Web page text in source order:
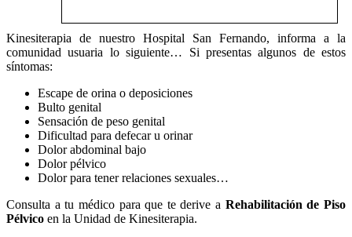
Kinesiterapia de nuestro Hospital San Fernando, informa a la
comunidad usuaria lo siguiente… Si presentas algunos de estos
síntomas:
Escape de orina o deposiciones
Bulto genital
Sensación de peso genital
Dificultad para defecar u orinar
Dolor abdominal bajo
Dolor pélvico
Dolor para tener relaciones sexuales…
Consulta a tu médico para que te derive a Rehabilitación de Piso
Pélvico en la Unidad de Kinesiterapia.